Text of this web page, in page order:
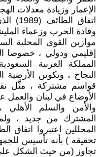
الإعمار وزيادة معدلات
اتفاق
وقادة الحرب وزعماء
موازين القوى المحلية
إقليمي ودولي ، خصوصا
المملكة العربية
النجاح ، وتكوين الأرضية
قواسم مشتركة ، مثَّل
الأوضاع في لبنان والعمل
والأمن والسلم
المشترك من جديد ،
المحللين اعتبروا اتفاق
تحقيقه ) بأنه تأسيس
تجاوز (من حيث الشكل على